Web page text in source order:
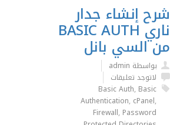
شرح إنشاء جدار
ناري BASIC AUTH
من السي بانل
بواسطة admin
لاتوجد تعليقات
Basic Auth, Basic
Authentication, cPanel,
Firewall, Password